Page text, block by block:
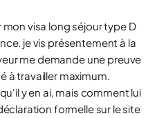
visa long séjour type D
je vis présentement à la
me demande une preuve
à travailler maximum.
y en ai, mais comment lui
formelle sur le site